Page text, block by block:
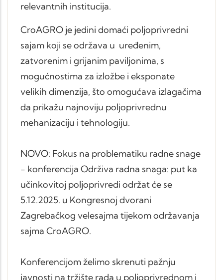
relevantnih institucija.
CroAGRO je jedini domaći poljoprivredni
sajam koji se održava u uređenim,
zatvorenim i grijanim paviljonima, s
mogućnostima za izložbe i eksponate
velikih dimenzija, što omogućava izlagačima
da prikažu najnoviju poljoprivrednu
mehanizaciju i tehnologiju.
NOVO: Fokus na problematiku radne snage
- konferencija Održiva radna snaga: put ka
učinkovitoj poljoprivredi održat će se
5.12.2025. u Kongresnoj dvorani
Zagrebačkog velesajma tijekom održavanja
sajma CroAGRO.
Konferencijom želimo skrenuti pažnju
javnosti na tržište rada u poljoprivrednom i